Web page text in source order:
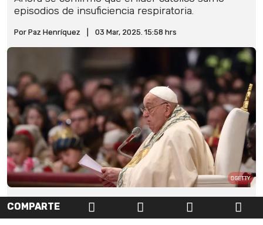
episodios de insuficiencia respiratoria.
Por Paz Henríquez 03 Mar, 2025. 15:58 hrs
GETTY
COMPARTE